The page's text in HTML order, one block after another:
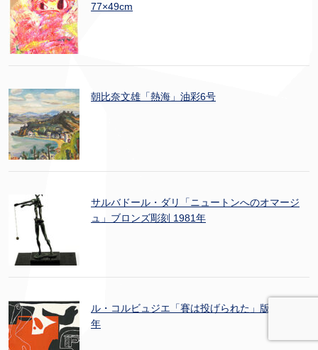
77×49cm
朝比奈文雄「熱海」油彩6号
サルバドール・ダリ「ニュートンへのオマージ
ュ」ブロンズ彫刻 1981年
ル・コルビュジエ「賽は投げられた」版画 1959
年